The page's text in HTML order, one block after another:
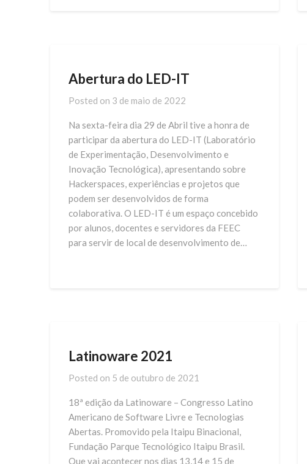
Abertura do LED-IT
Posted on 3 de maio de 2022
Na sexta-feira dia 29 de Abril tive a honra de
participar da abertura do LED-IT (Laboratório
de Experimentação, Desenvolvimento e
Inovação Tecnológica), apresentando sobre
Hackerspaces, experiências e projetos que
podem ser desenvolvidos de forma
colaborativa. O LED-IT é um espaço concebido
por alunos, docentes e servidores da FEEC
para servir de local de desenvolvimento de…
Latinoware 2021
Posted on 5 de outubro de 2021
18ª edição da Latinoware – Congresso Latino
Americano de Software Livre e Tecnologias
Abertas. Promovido pela Itaipu Binacional,
Fundação Parque Tecnológico Itaipu Brasil.
Que vai acontecer nos dias 13,14 e 15 de